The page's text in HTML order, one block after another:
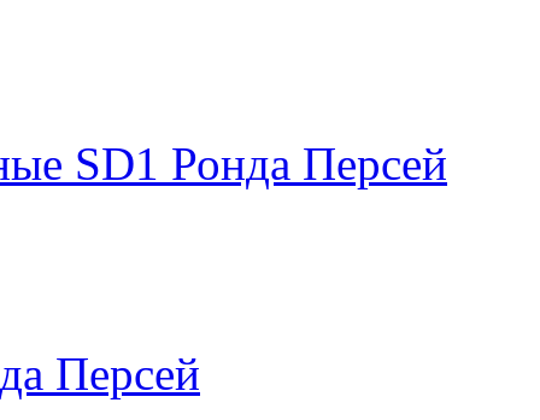
SD1 Ронда Персей
Персей